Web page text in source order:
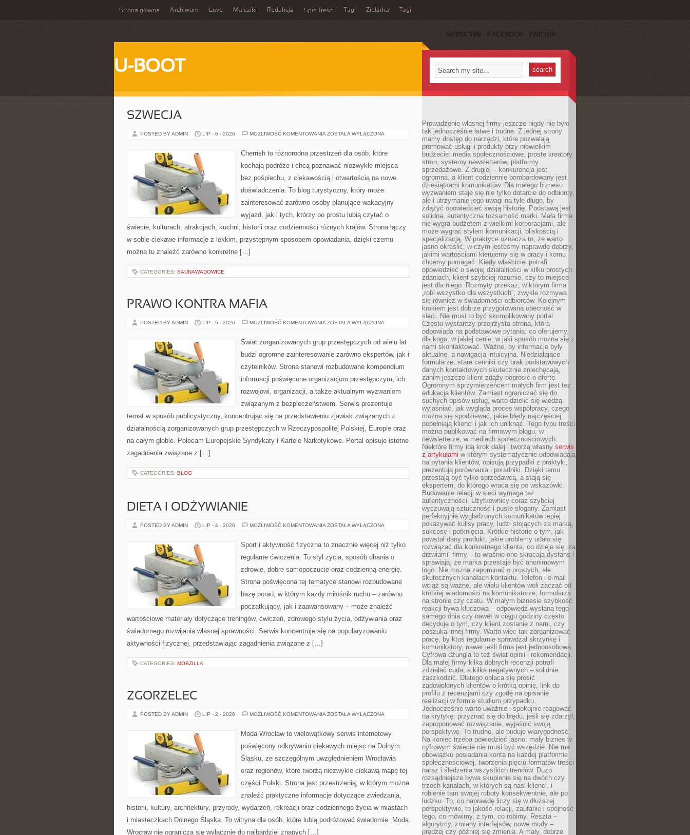
Strona główna Archiwum Love Malcziki Redakcja Spis Treści Tagi Zielarka Tagi
SUBSCRIBE FACEBOOK TWITTER
U-BOOT
SZWECJA
POSTED BY ADMIN LIP - 6 - 2026 MOŻLIWOŚĆ KOMENTOWANIA SZWECJA
ZOSTAŁA WYŁĄCZONA
Cherrish to różnorodna przestrzeń dla osób, które
kochają podróże i chcą poznawać niezwykłe miejsca
bez pośpiechu, z ciekawością i otwartością na nowe
doświadczenia. To blog turystyczny, który może
zainteresować zarówno osoby planujące wakacyjny
wyjazd, jak i tych, którzy po prostu lubią czytać o
świecie, kulturach, atrakcjach, kuchni, historii oraz codzienności różnych krajów. Strona łączy
w sobie ciekawe informacje z lekkim, przystępnym sposobem opowiadania, dzięki czemu
można tu znaleźć zarówno konkretne […]
CATEGORIES: SAUNAWADOWICE
PRAWO KONTRA MAFIA
POSTED BY ADMIN LIP - 5 - 2026 MOŻLIWOŚĆ KOMENTOWANIA PRAWO
ZOSTAŁA WYŁĄCZONA
Świat zorganizowanych grup przestępczych od wielu lat
budzi ogromne zainteresowanie zarówno ekspertów, jak i
czytelników. Strona stanowi rozbudowane kompendium
informacji poświęcone organizacjom przestępczym, ich
rozwojowi, organizacji, a także aktualnym wyzwaniom
związanym z bezpieczeństwem. Serwis prezentuje
temat w sposób publicystyczny, koncentrując się na przedstawieniu zjawisk związanych z
działalnością zorganizowanych grup przestępczych w Rzeczypospolitej Polskiej, Europie oraz
na całym globie. Polecam Europejskie Syndykaty i Kartele Narkotykowe. Portal opisuje istotne
zagadnienia związane z […]
CATEGORIES: BLOG
DIETA I ODŻYWIANIE
POSTED BY ADMIN LIP - 4 - 2026 MOŻLIWOŚĆ KOMENTOWANIA DIETA
ZOSTAŁA WYŁĄCZONA
Sport i aktywność fizyczna to znacznie więcej niż tylko
regularne ćwiczenia. To styl życia, sposób dbania o
zdrowie, dobre samopoczucie oraz codzienną energię.
Strona poświęcona tej tematyce stanowi rozbudowane
bazę porad, w którym każdy miłośnik ruchu – zarówno
początkujący, jak i zaawansowany – może znaleźć
wartościowe materiały dotyczące treningów, ćwiczeń, zdrowego stylu życia, odżywiania oraz
świadomego rozwijania własnej sprawności. Serwis koncentruje się na popularyzowaniu
aktywności fizycznej, przedstawiając zagadnienia związane z […]
CATEGORIES: MOBZILLA
ZGORZELEC
POSTED BY ADMIN LIP - 2 - 2026 MOŻLIWOŚĆ KOMENTOWANIA ZGORZELEC
ZOSTAŁA WYŁĄCZONA
Moda Wrocław to wielowątkowy serwis internetowy
poświęcony odkrywaniu ciekawych miejsc na Dolnym
Śląsku, ze szczególnym uwzględnieniem Wrocławia
oraz regionów, które tworzą niezwykle ciekawą mapę tej
części Polski. Strona jest przestrzenią, w którym można
znaleźć praktyczne informacje dotyczące zwiedzania,
historii, kultury, architektury, przyrody, wydarzeń, rekreacji oraz codziennego życia w miastach
i miasteczkach Dolnego Śląska. To witryna dla osób, które lubią podróżować świadomie. Moda
Wrocław nie ogranicza się wyłącznie do najbardziej znanych […]
Prowadzenie własnej firmy jeszcze nigdy nie było
tak jednocześnie łatwe i trudne. Z jednej strony
mamy dostęp do narzędzi, które pozwalają
promować usługi i produkty przy niewielkim
budżecie: media społecznościowe, proste kreatory
stron, systemy newsletterów, platformy
sprzedażowe. Z drugiej – konkurencja jest
ogromna, a klient codziennie bombardowany jest
dziesiątkami komunikatów. Dla małego biznesu
wyzwaniem staje się nie tylko dotarcie do odbiorcy,
ale i utrzymanie jego uwagi na tyle długo, by
zdążyć opowiedzieć swoją historię. Podstawą jest
solidna, autentyczna tożsamość marki. Mała firma
nie wygra budżetem z wielkimi korporacjami, ale
może wygrać stylem komunikacji, bliskością i
specjalizacją. W praktyce oznacza to, że warto
jasno określić, w czym jesteśmy naprawdę dobrzy,
jakimi wartościami kierujemy się w pracy i komu
chcemy pomagać. Kiedy właściciel potrafi
opowiedzieć o swojej działalności w kilku prostych
zdaniach, klient szybciej rozumie, czy to miejsce
jest dla niego. Rozmyty przekaz, w którym firma
„robi wszystko dla wszystkich”, zwykle rozmywa
się również w świadomości odbiorców. Kolejnym
krokiem jest dobrze przygotowana obecność w
sieci. Nie musi to być skomplikowany portal.
Często wystarczy przejrzysta strona, która
odpowiada na podstawowe pytania: co oferujemy,
dla kogo, w jakiej cenie, w jaki sposób można się z
nami skontaktować. Ważne, by informacje były
aktualne, a nawigacja intuicyjna. Niedziałające
formularze, stare cenniki czy brak podstawowych
danych kontaktowych skutecznie zniechęcają,
zanim jeszcze klient zdąży poprosić o ofertę.
Ogromnym sprzymierzeńcem małych firm jest też
edukacja klientów. Zamiast ograniczać się do
suchych opisów usług, warto dzielić się wiedzą:
wyjaśniać, jak wygląda proces współpracy, czego
można się spodziewać, jakie błędy najczęściej
popełniają klienci i jak ich uniknąć. Tego typu treści
można publikować na firmowym blogu, w
newsletterze, w mediach społecznościowych.
Niektóre firmy idą krok dalej i tworzą własny serwis
z artykułami w którym systematycznie odpowiadają
na pytania klientów, opisują przypadki z praktyki,
prezentują porównania i poradniki. Dzięki temu
przestają być tylko sprzedawcą, a stają się
ekspertem, do którego wraca się po wskazówki.
Budowanie relacji w sieci wymaga też
autentyczności. Użytkownicy coraz szybciej
wyczuwają sztuczność i puste slogany. Zamiast
perfekcyjnie wygładzonych komunikatów lepiej
pokazywać kulisy pracy, ludzi stojących za marką,
sukcesy i potknięcia. Krótkie historie o tym, jak
powstał dany produkt, jakie problemy udało się
rozwiązać dla konkretnego klienta, co dzieje się „za
drzwiami” firmy – to właśnie one skracają dystans i
sprawiają, że marka przestaje być anonimowym
logo. Nie można zapominać o prostych, ale
skutecznych kanałach kontaktu. Telefon i e-mail
wciąż są ważne, ale wielu klientów woli zacząć od
krótkiej wiadomości na komunikatorze, formularza
na stronie czy czatu. W małym biznesie szybkość
reakcji bywa kluczowa – odpowiedź wysłana tego
samego dnia czy nawet w ciągu godziny często
decyduje o tym, czy klient zostanie z nami, czy
poszuka innej firmy. Warto więc tak zorganizować
pracę, by ktoś regularnie sprawdzał skrzynkę i
komunikatory, nawet jeśli firma jest jednoosobowa.
Cyfrowa dżungla to też świat opinii i rekomendacji.
Dla małej firmy kilka dobrych recenzji potrafi
zdziałać cuda, a kilka negatywnych – solidnie
zaszkodzić. Dlatego opłaca się prosić
zadowolonych klientów o krótką opinię, link do
profilu z recenzjami czy zgodę na opisanie
realizacji w formie studium przypadku.
Jednocześnie warto uważnie i spokojnie reagować
na krytykę: przyznać się do błędu, jeśli się zdarzył,
zaproponować rozwiązanie, wyjaśnić swoją
perspektywę. To trudne, ale buduje wiarygodność.
Na koniec trzeba powiedzieć jasno: mały biznes w
cyfrowym świecie nie musi być wszędzie. Nie ma
obowiązku posiadania konta na każdej platformie
społecznościowej, tworzenia pięciu formatów treści
naraz i śledzenia wszystkich trendów. Dużo
rozsądniejsze bywa skupienie się na dwóch czy
trzech kanałach, w których są nasi klienci, i
robienie tam swojej roboty konsekwentnie, ale po
ludzku. To, co naprawdę liczy się w dłuższej
perspektywie, to jakość relacji, zaufanie i spójność
tego, co mówimy, z tym, co robimy. Reszta –
algorytmy, zmiany interfejsów, nowe mody –
prędzej czy później się zmienia. A mały, dobrze